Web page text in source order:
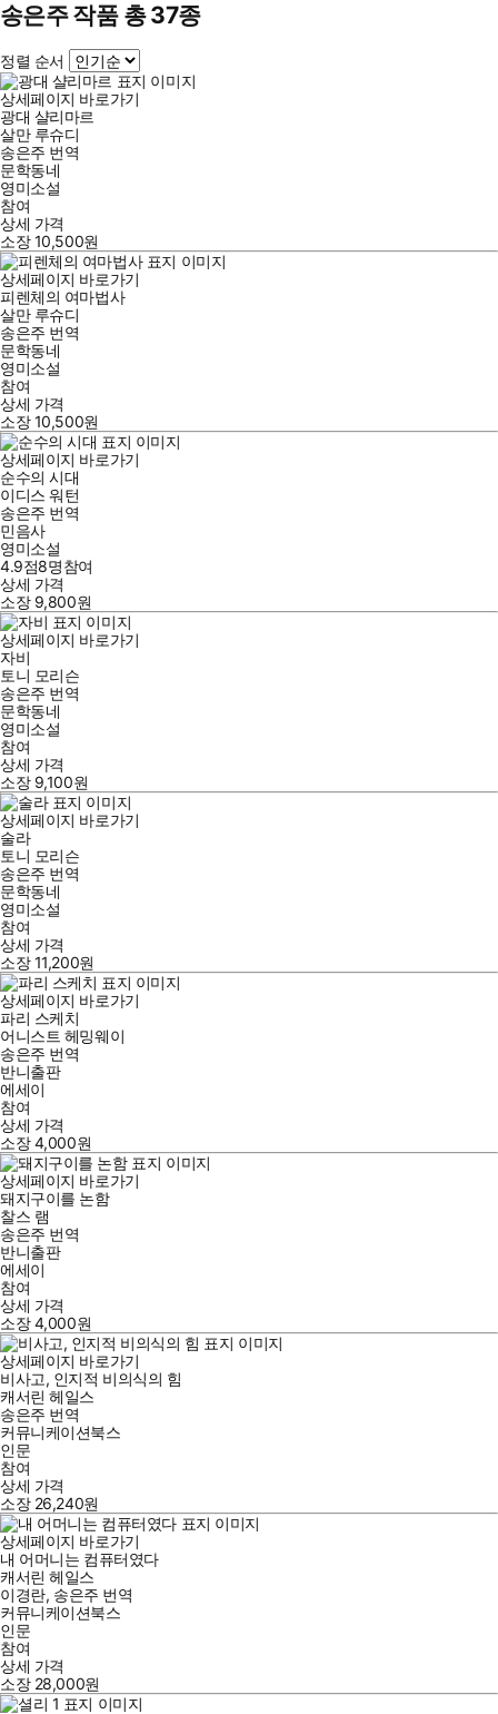
송은주 작품 총 37종
정렬 순서
상세페이지 바로가기
광대 샬리마르
살만 루슈디
송은주 번역
문학동네
영미소설
참여
상세 가격
소장10,500원
상세페이지 바로가기
피렌체의 여마법사
살만 루슈디
송은주 번역
문학동네
영미소설
참여
상세 가격
소장10,500원
상세페이지 바로가기
순수의 시대
이디스 워턴
송은주 번역
민음사
영미소설
4.9점8명참여
상세 가격
소장 9,800원
상세페이지 바로가기
자비
토니 모리슨
송은주 번역
문학동네
영미소설
참여
상세 가격
소장 9,100원
상세페이지 바로가기
술라
토니 모리슨
송은주 번역
문학동네
영미소설
참여
상세 가격
소장11,200원
상세페이지 바로가기
파리 스케치
어니스트 헤밍웨이
송은주 번역
반니출판
에세이
참여
상세 가격
소장4,000원
상세페이지 바로가기
돼지구이를 논함
찰스 램
송은주 번역
반니출판
에세이
참여
상세 가격
소장4,000원
상세페이지 바로가기
비사고, 인지적 비의식의 힘
캐서린 헤일스
송은주 번역
커뮤니케이션북스
인문
참여
상세 가격
소장 26,240원
상세페이지 바로가기
내 어머니는 컴퓨터였다
캐서린 헤일스
이경란, 송은주 번역
커뮤니케이션북스
인문
참여
상세 가격
소장 28,000원